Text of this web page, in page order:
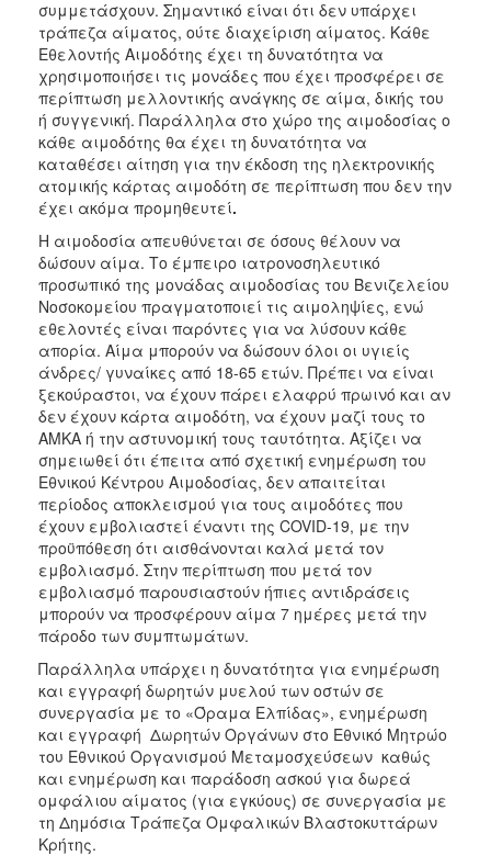
συμμετάσχουν. Σημαντικό είναι ότι δεν υπάρχει
τράπεζα αίματος, ούτε διαχείριση αίματος. Κάθε
Εθελοντής Αιμοδότης έχει τη δυνατότητα να
χρησιμοποιήσει τις μονάδες που έχει προσφέρει σε
περίπτωση μελλοντικής ανάγκης σε αίμα, δικής του
ή συγγενική. Παράλληλα στο χώρο της αιμοδοσίας ο
κάθε αιμοδότης θα έχει τη δυνατότητα να
καταθέσει αίτηση για την έκδοση της ηλεκτρονικής
ατομικής κάρτας αιμοδότη σε περίπτωση που δεν την
έχει ακόμα προμηθευτεί.
Η αιμοδοσία απευθύνεται σε όσους θέλουν να
δώσουν αίμα. Το έμπειρο ιατρονοσηλευτικό
προσωπικό της μονάδας αιμοδοσίας του Βενιζελείου
Νοσοκομείου πραγματοποιεί τις αιμοληψίες, ενώ
εθελοντές είναι παρόντες για να λύσουν κάθε
απορία. Αίμα μπορούν να δώσουν όλοι οι υγιείς
άνδρες/ γυναίκες από 18-65 ετών. Πρέπει να είναι
ξεκούραστοι, να έχουν πάρει ελαφρύ πρωινό και αν
δεν έχουν κάρτα αιμοδότη, να έχουν μαζί τους το
ΑΜΚΑ ή την αστυνομική τους ταυτότητα. Αξίζει να
σημειωθεί ότι έπειτα από σχετική ενημέρωση του
Εθνικού Κέντρου Αιμοδοσίας, δεν απαιτείται
περίοδος αποκλεισμού για τους αιμοδότες που
έχουν εμβολιαστεί έναντι της COVID-19, με την
προϋπόθεση ότι αισθάνονται καλά μετά τον
εμβολιασμό. Στην περίπτωση που μετά τον
εμβολιασμό παρουσιαστούν ήπιες αντιδράσεις
μπορούν να προσφέρουν αίμα 7 ημέρες μετά την
πάροδο των συμπτωμάτων.
Παράλληλα υπάρχει η δυνατότητα για ενημέρωση
και εγγραφή δωρητών μυελού των οστών σε
συνεργασία με το «Όραμα Ελπίδας», ενημέρωση
και εγγραφή Δωρητών Οργάνων στο Εθνικό Μητρώο
του Εθνικού Οργανισμού Μεταμοσχεύσεων καθώς
και ενημέρωση και παράδοση ασκού για δωρεά
ομφάλιου αίματος (για εγκύους) σε συνεργασία με
τη Δημόσια Τράπεζα Ομφαλικών Βλαστοκυττάρων
Κρήτης.